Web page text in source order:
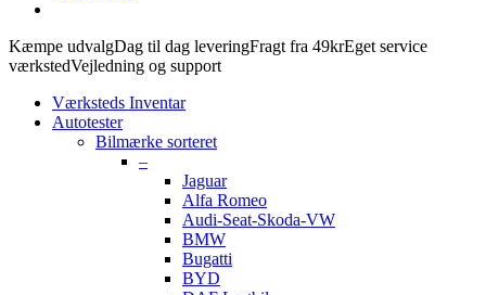
Kæmpe udvalgDag til dag leveringFragt fra 49krEget service
værkstedVejledning og support
Værksteds Inventar
Autotester
Bilmærke sorteret
–
Jaguar
Alfa Romeo
Audi-Seat-Skoda-VW
BMW
Bugatti
BYD